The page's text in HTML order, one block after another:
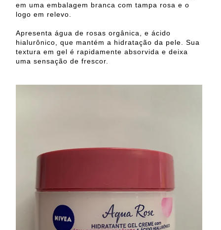
em uma embalagem branca com tampa rosa e o
logo em relevo.
Apresenta água de rosas orgânica, e ácido
hialurônico, que mantém a hidratação da pele. Sua
textura em gel é rapidamente absorvida e deixa
uma sensação de frescor.